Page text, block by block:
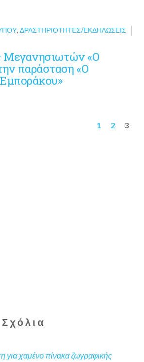
,ΔΡΑΣΤΗΡΙΌΤΗΤΕΣ/ΕΚΔΗΛΏΣΕΙΣ
Μεγανησιωτών «Ο
παράσταση «Ο
1 2 3
για χαμένο πίνακα ζωγραφικής